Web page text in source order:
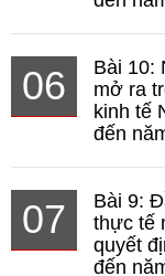
06
Bài 10:
mở ra
kinh tế
đến
07
Bài 9:
thực tế
quyết
đến